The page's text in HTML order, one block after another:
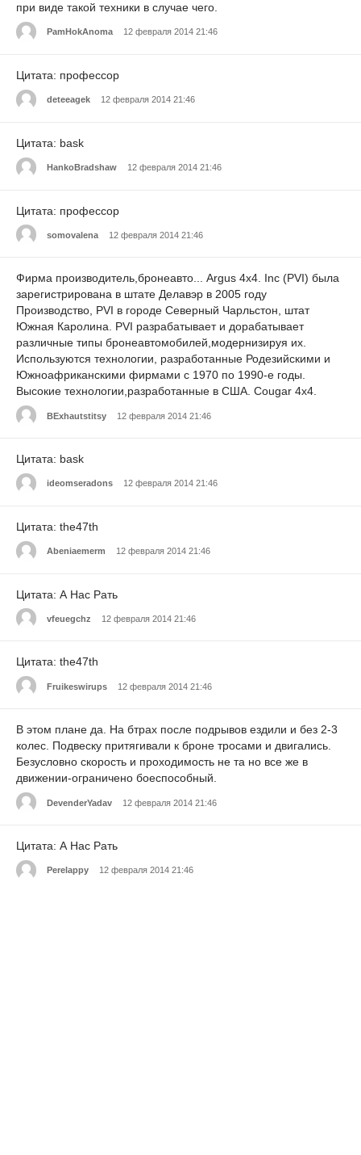
при виде такой техники в случае чего.
PamHokAnoma 12 февраля 2014 21:46
Цитата: профессор
deteeagek 12 февраля 2014 21:46
Цитата: bask
HankoBradshaw 12 февраля 2014 21:46
Цитата: профессор
somovalena 12 февраля 2014 21:46
Фирма производитель,бронеавто... Argus 4х4. Inc (PVI) была
зарегистрирована в штате Делавэр в 2005 году
Производство, PVI в городе Северный Чарльстон, штат
Южная Каролина. PVI разрабатывает и дорабатывает
различные типы бронеавтомобилей,модернизируя их.
Используются технологии, разработанные Родезийскими и
Южноафриканскими фирмами с 1970 по 1990-е годы.
Высокие технологии,разработанные в США. Cougar 4х4.
BExhautstitsy 12 февраля 2014 21:46
Цитата: bask
ideomseradons 12 февраля 2014 21:46
Цитата: the47th
Abeniaemerm 12 февраля 2014 21:46
Цитата: А Нас Рать
vfeuegchz 12 февраля 2014 21:46
Цитата: the47th
Fruikeswirups 12 февраля 2014 21:46
В этом плане да. На бтрах после подрывов ездили и без 2-3
колес. Подвеску притягивали к броне тросами и двигались.
Безусловно скорость и проходимость не та но все же в
движении-ограничено боеспособный.
DevenderYadav 12 февраля 2014 21:46
Цитата: А Нас Рать
Perelappy 12 февраля 2014 21:46